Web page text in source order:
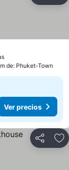
de: Phuket-Town
Ver precios
Compartir